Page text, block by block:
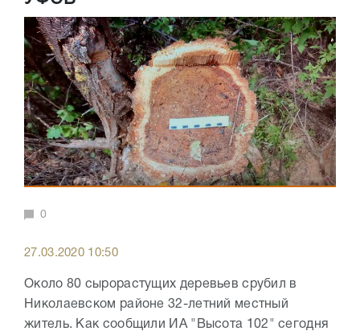
0
27.03.2020 10:50
Около 80 сырорастущих деревьев срубил в
Николаевском районе 32-летний местный
житель. Как сообщили ИА "Высота 102" сегодня